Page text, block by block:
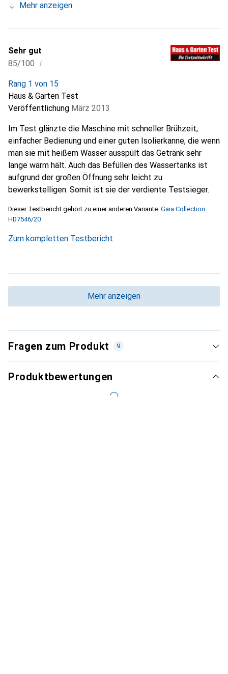
Mehr anzeigen
Sehr gut
85/100 i
Rang 1 von 15
Haus & Garten Test
Veröffentlichung März 2013
Im Test glänzte die Maschine mit schneller Brühzeit,
einfacher Bedienung und einer guten Isolierkanne, die wenn
man sie mit heißem Wasser ausspült das Getränk sehr
lange warm hält. Auch das Befüllen des Wassertanks ist
aufgrund der großen Öffnung sehr leicht zu
bewerkstelligen. Somit ist sie der verdiente Testsieger.
Dieser Testbericht gehört zu einer anderen Variante: Gaia Collection
HD7546/20
Zum kompletten Testbericht
Mehr anzeigen
Fragen zum Produkt 9
Produktbewertungen